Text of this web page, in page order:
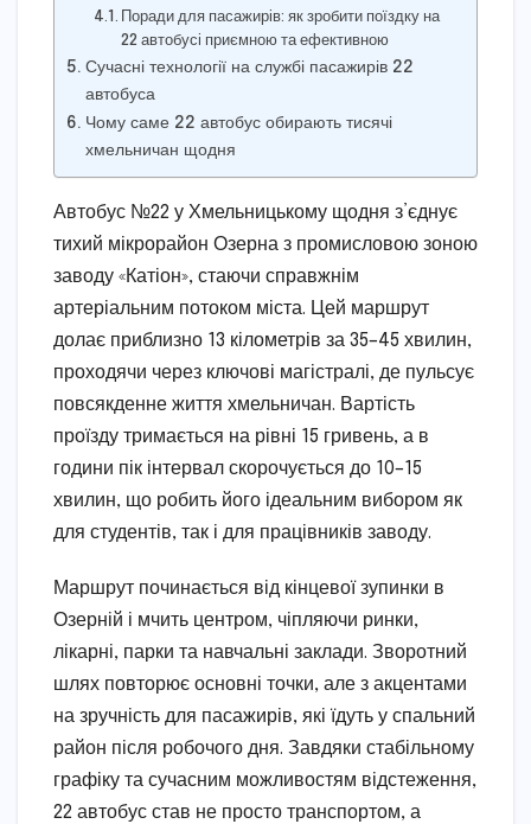
Поради для пасажирів: як зробити поїздку на
22 автобусі приємною та ефективною
Сучасні технології на службі пасажирів 22
автобуса
Чому саме 22 автобус обирають тисячі
хмельничан щодня
Автобус №22 у Хмельницькому щодня з’єднує
тихий мікрорайон Озерна з промисловою зоною
заводу «Катіон», стаючи справжнім
артеріальним потоком міста. Цей маршрут
долає приблизно 13 кілометрів за 35–45 хвилин,
проходячи через ключові магістралі, де пульсує
повсякденне життя хмельничан. Вартість
проїзду тримається на рівні 15 гривень, а в
години пік інтервал скорочується до 10–15
хвилин, що робить його ідеальним вибором як
для студентів, так і для працівників заводу.
Маршрут починається від кінцевої зупинки в
Озерній і мчить центром, чіпляючи ринки,
лікарні, парки та навчальні заклади. Зворотний
шлях повторює основні точки, але з акцентами
на зручність для пасажирів, які їдуть у спальний
район після робочого дня. Завдяки стабільному
графіку та сучасним можливостям відстеження,
22 автобус став не просто транспортом, а